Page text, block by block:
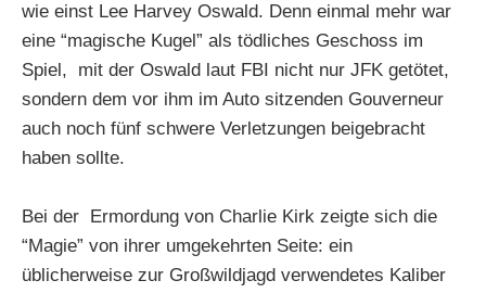
wie einst Lee Harvey Oswald. Denn einmal mehr war
eine “magische Kugel” als tödliches Geschoss im
Spiel, mit der Oswald laut FBI nicht nur JFK getötet,
sondern dem vor ihm im Auto sitzenden Gouverneur
auch noch fünf schwere Verletzungen beigebracht
haben sollte.
Bei der Ermordung von Charlie Kirk zeigte sich die
“Magie” von ihrer umgekehrten Seite: ein
üblicherweise zur Großwildjagd verwendetes Kaliber